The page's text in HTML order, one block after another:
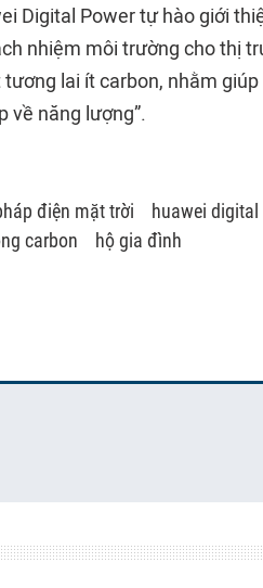
Digital Power tự hào giới
nhiệm môi trường cho thị
lai ít carbon, nhằm
về năng lượng”.
điện mặt trời huawei digital
carbon hộ gia đình